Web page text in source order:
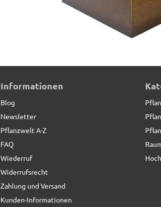
Informationen
Blog
Newsletter
Pflanzwelt A-Z
FAQ
Wiederruf
Widerrufsrecht
Zahlung und Versand
Kunden-Informationen